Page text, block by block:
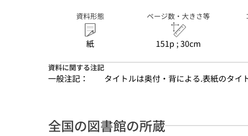
資料形態
紙
ページ数・大きさ等
151p ; 30cm
資料に関する注記
一般注記： タイトルは奥付・背による.表紙のタイ
全国の図書館の所蔵